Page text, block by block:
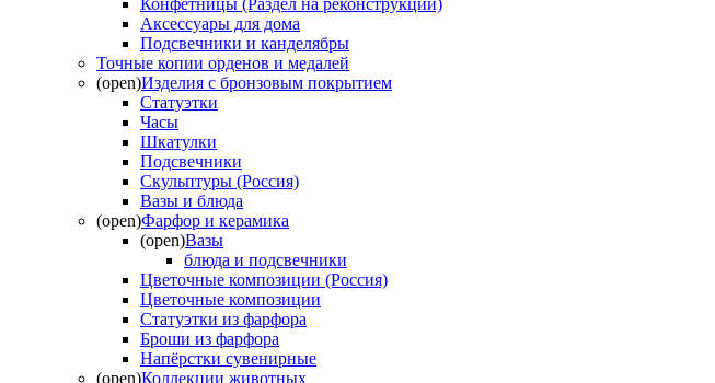
Конфетницы (Раздел на реконструкции)
Аксессуары для дома
Подсвечники и канделябры
Точные копии орденов и медалей
(open)Изделия с бронзовым покрытием
Статуэтки
Часы
Шкатулки
Подсвечники
Скульптуры (Россия)
Вазы и блюда
(open)Фарфор и керамика
(open)Вазы
блюда и подсвечники
Цветочные композиции (Россия)
Цветочные композиции
Статуэтки из фарфора
Броши из фарфора
Напёрстки сувенирные
(open)Коллекции животных